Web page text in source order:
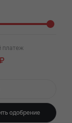
платеж
одобрение